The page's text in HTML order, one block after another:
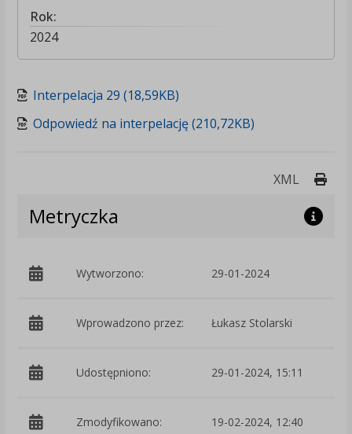
Rok:
2024
Interpelacja 29 (18,59KB)
Odpowiedź na interpelację (210,72KB)
XML
Metryczka
Wytworzono: 29-01-2024
Wprowadzono przez: Łukasz Stolarski
Udostępniono: 29-01-2024, 15:11
Zmodyfikowano: 19-02-2024, 12:40